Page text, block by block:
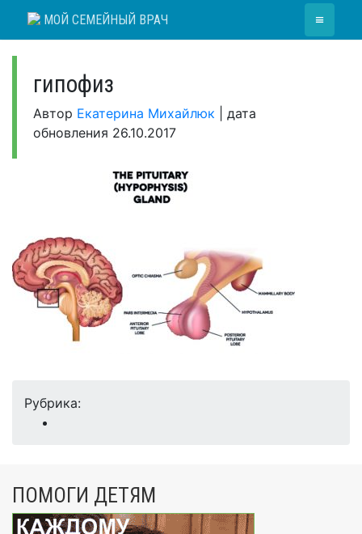
МОЙ СЕМЕЙНЫЙ ВРАЧ ≡
гипофиз
Автор Екатерина Михайлюк
дата
обновления 26.10.2017
Рубрика:
ПОМОГИ ДЕТЯМ